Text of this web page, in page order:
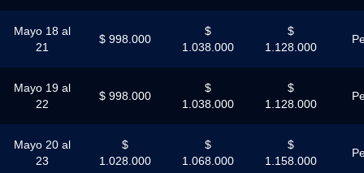
Mayo 18 al
21
$ 998.000
$
1.038.000
$
1.128.000
Mayo 19 al
22
$ 998.000
$
1.038.000
$
1.128.000
Mayo 20 al
23
$
1.028.000
$
1.068.000
$
1.158.000